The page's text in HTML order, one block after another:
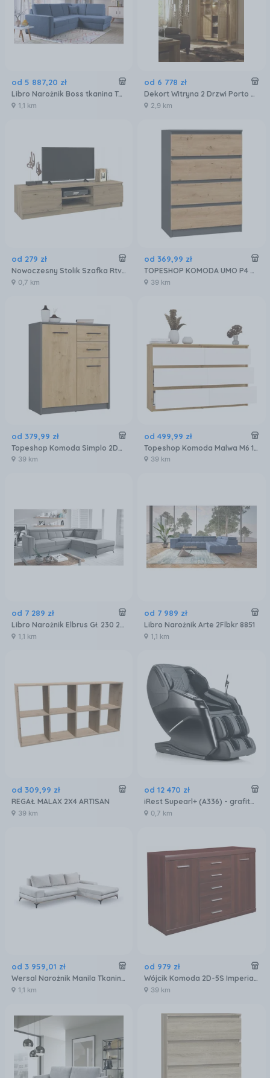
od 5 887,20 zł
Libro Narożnik Boss tkanina Tabou Premium
1,1 km
od 6 778 zł
Dekort Witryna 2 Drzwi Porto Typ 12
2,9 km
od 279 zł
Nowoczesny Stolik Szafka Rtv 120CM Dąb Artisan
0,7 km
od 369,99 zł
TOPESHOP KOMODA UMO P4 ANTRACYT/DĄB ARTISAN
39 km
od 379,99 zł
Topeshop Komoda Simplo 2D2S Szafka 2 Szuflady 2 Drzwi Do Salonu Antracyt Dąb Artisan (SIMPLO2D2SANTART)
39 km
od 499,99 zł
Topeshop Komoda Malwa M6 120 Dąb Artisan Biały 120Cm
39 km
od 7 289 zł
Libro Narożnik Elbrus Gł. 230 2FLEBKRHOBK50R
1,1 km
od 7 989 zł
Libro Narożnik Arte 2Flbkr 8851
1,1 km
od 309,99 zł
REGAŁ MALAX 2X4 ARTISAN
39 km
od 12 470 zł
iRest Supearl+ (A336) - grafitowo-czarny
0,7 km
od 3 959,01 zł
Wersal Narożnik Manila Tkanina BENIX
1,1 km
od 979 zł
Wójcik Komoda 2D-5S Imperial Typ 41
39 km